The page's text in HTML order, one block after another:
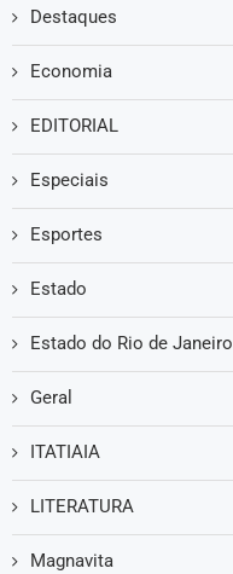
Destaques
Economia
EDITORIAL
Especiais
Esportes
Estado
Estado do Rio de Janeiro
Geral
ITATIAIA
LITERATURA
Magnavita